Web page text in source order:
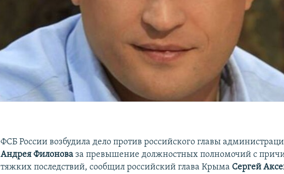
ФСБ России возбудила дело против российского главы
Андрея Филонова за превышение должностных полномочий с
тяжких последствий, сообщил российский глава Крыма Сергей